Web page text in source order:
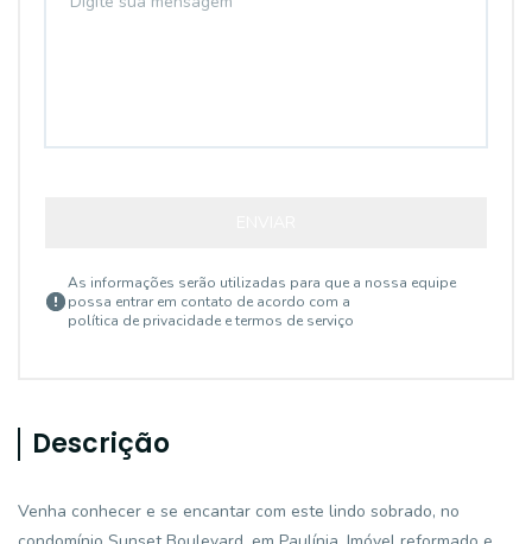
As informações serão utilizadas para que a nossa equipe
possa entrar em contato de acordo com a
política de privacidade e termos de serviço
Descrição
Venha conhecer e se encantar com este lindo sobrado, no